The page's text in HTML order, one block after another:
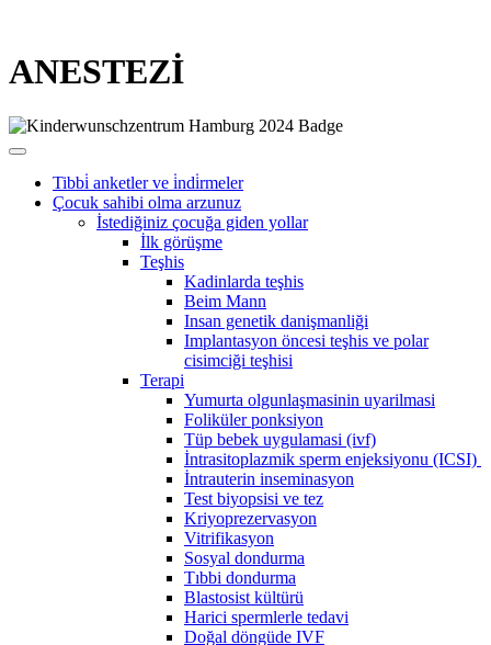
ANESTEZİ
Tibbi̇ anketler ve i̇ndi̇rmeler
Çocuk sahibi olma arzunuz
İstediğiniz çocuğa giden yollar
İlk görüşme
Teşhis
Kadinlarda teşhis
Beim Mann
Insan genetik danişmanliği
Implantasyon öncesi teşhis ve polar
cisimciği teşhisi
Terapi
Yumurta olgunlaşmasinin uyarilmasi
Foliküler ponksiyon
Tüp bebek uygulamasi (ivf)
İntrasitoplazmik sperm enjeksiyonu (ICSI)
İntrauterin inseminasyon
Test biyopsisi ve tez
Kriyoprezervasyon
Vitrifikasyon
Sosyal dondurma
Tıbbi dondurma
Blastosist kültürü
Harici spermlerle tedavi
Doğal döngüde IVF